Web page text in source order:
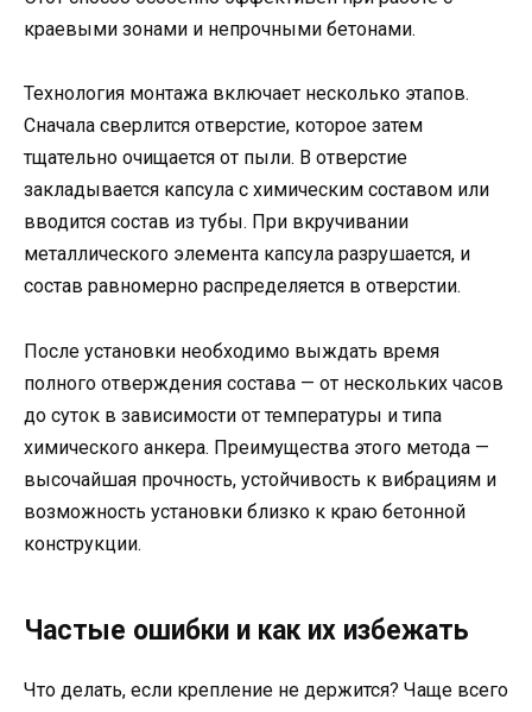
краевыми зонами и непрочными бетонами.
Технология монтажа включает несколько этапов.
Сначала сверлится отверстие, которое затем
тщательно очищается от пыли. В отверстие
закладывается капсула с химическим составом или
вводится состав из тубы. При вкручивании
металлического элемента капсула разрушается, и
состав равномерно распределяется в отверстии.
После установки необходимо выждать время
полного отверждения состава — от нескольких часов
до суток в зависимости от температуры и типа
химического анкера. Преимущества этого метода —
высочайшая прочность, устойчивость к вибрациям и
возможность установки близко к краю бетонной
конструкции.
Частые ошибки и как их избежать
Что делать, если крепление не держится? Чаще всего